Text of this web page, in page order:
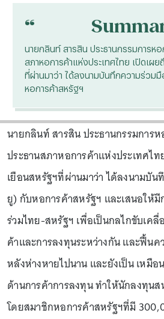
“
นายกลินท์ สารสิน ประธานกรรมการหอ
สภาหอการค้าแห่งประเทศไทย เปิดเผ
ที่ผ่านมาว่า ได้ลงนามบันทึกความร่วม
หอการค้าสหรัฐฯ
นายกลินท์ สารสิน ประธานกรรมการ
ประธานสภาหอการค้าแห่งประเทศไ
เยือนสหรัฐฯที่ผ่านมาว่า ได้ลงนามบัน
ยู) กับหอการค้าสหรัฐฯ และเสนอให้
ร่วมไทย-สหรัฐฯ เพื่อเป็นกลไกขับเค
ค้าและการลงทุนระหว่างกัน และฟื้น
หลังห่างหายไปนาน และยังเป็น เหมื
ด้านการค้าการลงทุน ทำให้นักลงทุน
โดยสมาชิกหอการค้าสหรัฐฯที่มี